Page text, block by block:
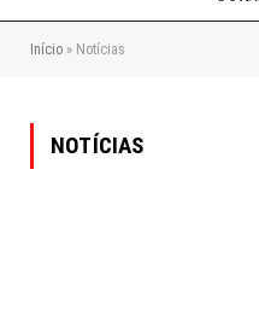
Início » Notícias
NOTÍCIAS